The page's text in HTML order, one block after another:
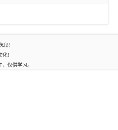
识
！
仅供学习。